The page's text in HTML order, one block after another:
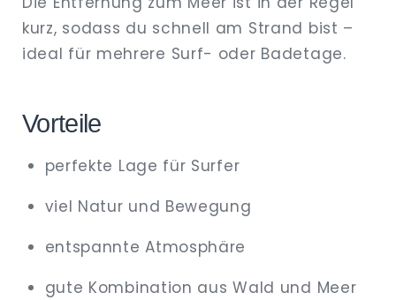
kurz, sodass du schnell am Strand bist –
ideal für mehrere Surf- oder Badetage.
Vorteile
perfekte Lage für Surfer
viel Natur und Bewegung
entspannte Atmosphäre
gute Kombination aus Wald und Meer